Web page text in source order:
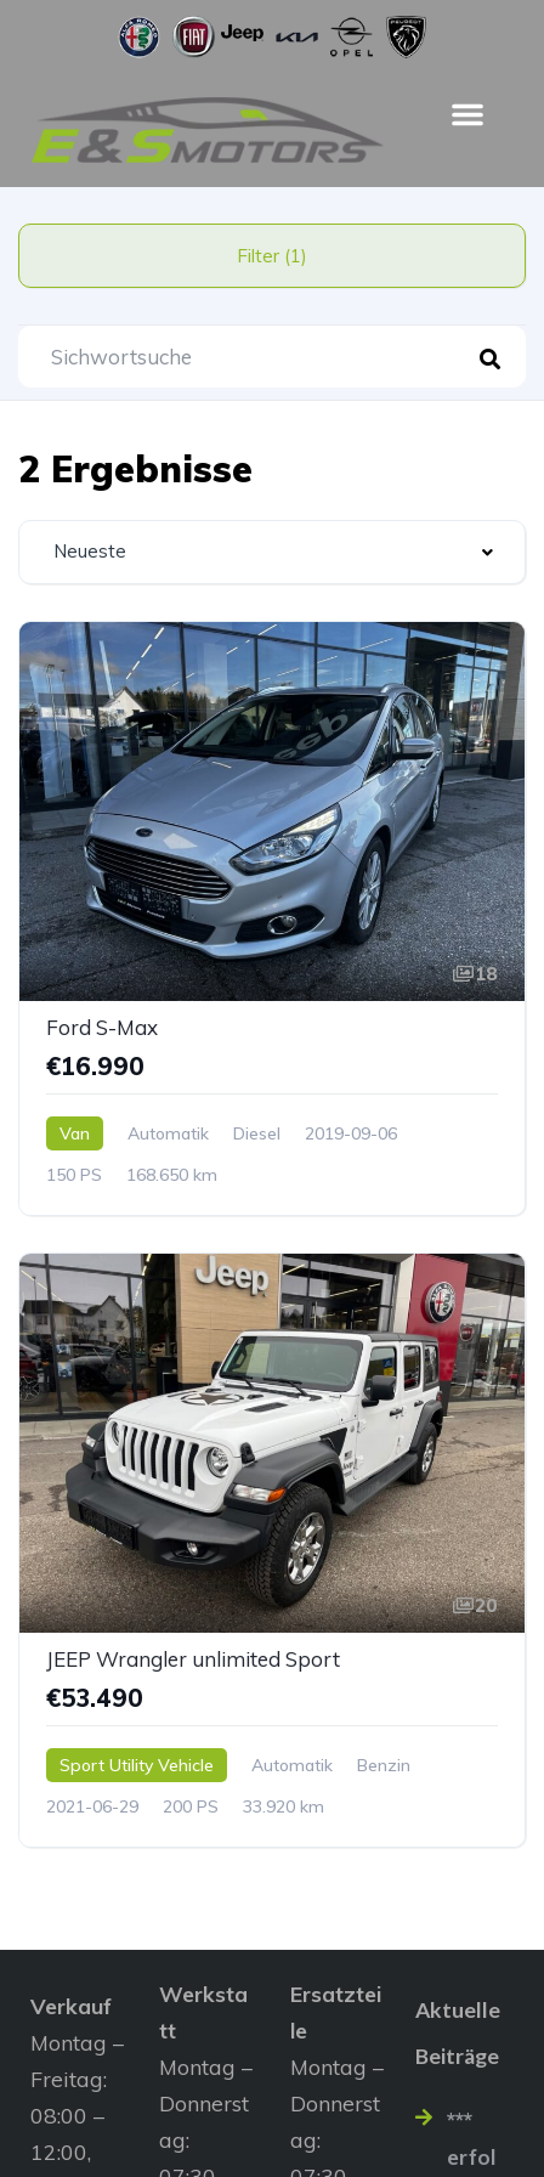
Filter (1)
2 Ergebnisse
Neueste
18
Ford S-Max
€16.990
Van Automatik Diesel
2019-09-06
150 PS
168.650 km
20
JEEP Wrangler unlimited Sport
€53.490
Sport Utility Vehicle Automatik
Benzin
2021-06-29
200 PS 33.920 km
Verkauf
Montag –
Freitag:
08:00 –
12:00,
Werksta
tt
Montag –
Donnerst
ag:
Ersatztei
le
Montag –
Donnerst
ag:
Aktuelle
Beiträge
***
erfol